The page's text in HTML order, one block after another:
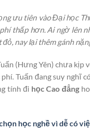
ưu tiên vào Đại học
thấp hơn. Ai ngờ lên
nay lại thêm gánh
(Hưng Yên) chưa
Tuấn đang suy nghĩ
tính đi học Cao đẳng
học nghề vì dễ có